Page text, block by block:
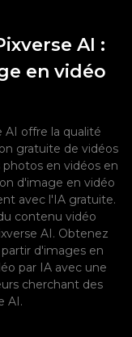
AI :
en vidéo
AI offre la qualité
gratuite de vidéos
en vidéos en
d'image en vidéo
avec l'IA gratuite.
contenu vidéo
AI. Obtenez
d'images en
par IA avec une
cherchant des
AI.